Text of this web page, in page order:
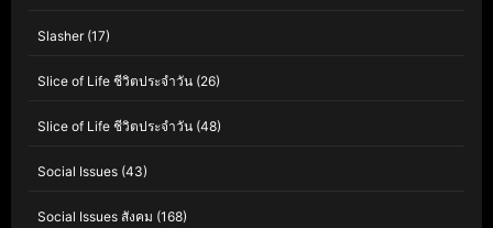
Slasher(17)
Slice of Life ชีวิตประจำวัน (26)
Slice of Life ชีวิตประจำวัน (48)
Social Issues (43)
Social Issues สังคม (168)